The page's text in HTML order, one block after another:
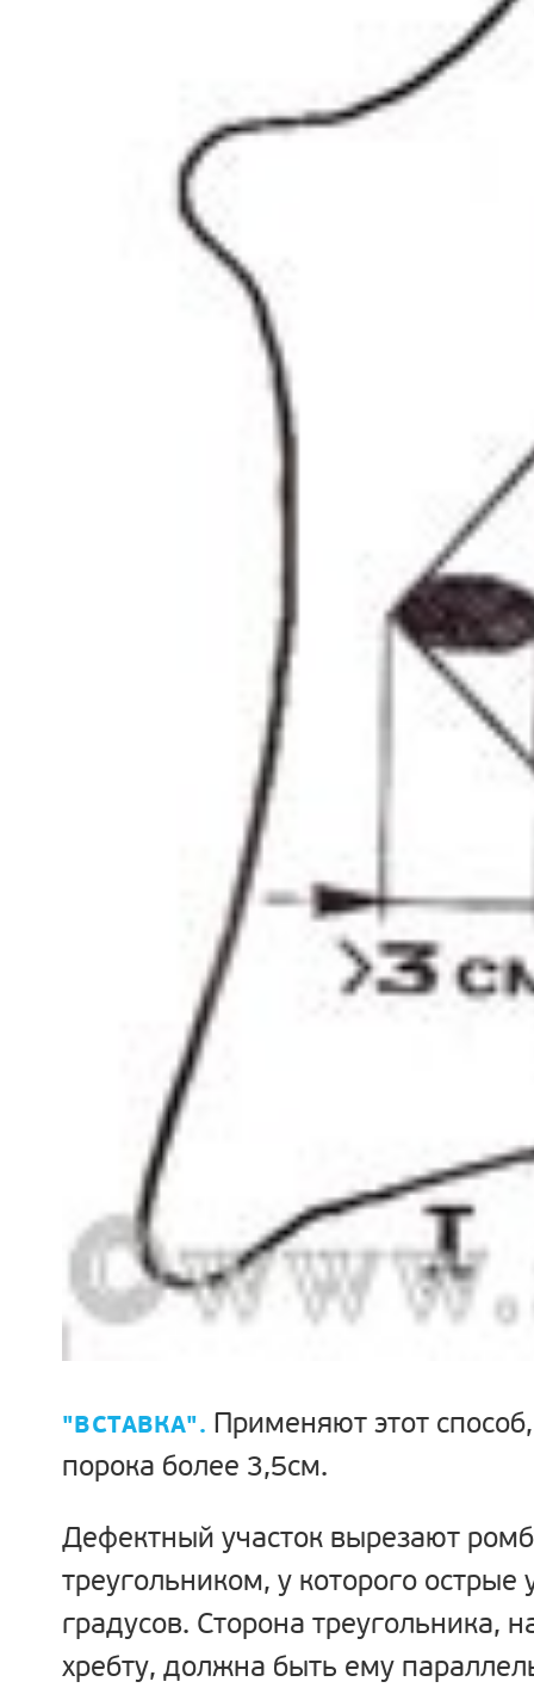
"ВСТАВКА". Применяют этот
порока более 3,5см.
Дефектный участок вырезают
треугольником, у которого острые
градусов. Сторона треугольника,
хребту, должна быть ему